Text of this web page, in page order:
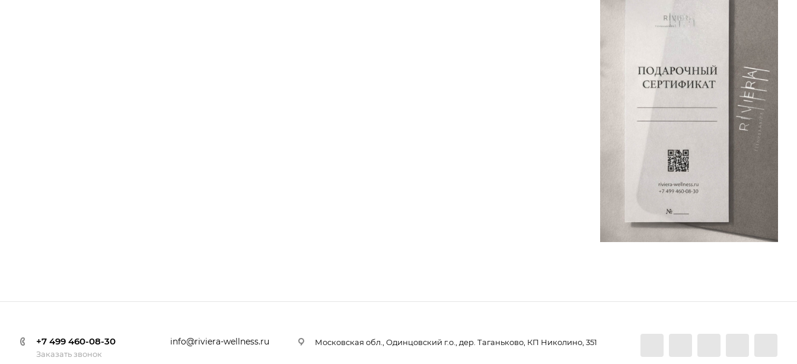
+7 499 460-08-30
Заказать звонок
info@riviera-wellness.ru Московская обл., Одинцовский г.о., дер. Таганьково, КП Николино, 351